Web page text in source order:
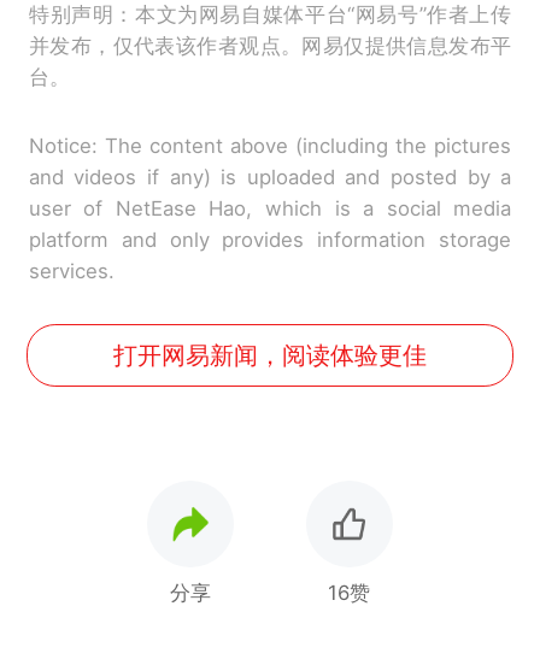
特别声明：本文为网易自媒体平台“网易号”作者上传
并发布，仅代表该作者观点。网易仅提供信息发布平
台。
Notice: The content above (including the pictures
and videos if any) is uploaded and posted by a
user of NetEase Hao, which is a social media
platform and only provides information storage
services.
打开网易新闻，阅读体验更佳
分享 16赞